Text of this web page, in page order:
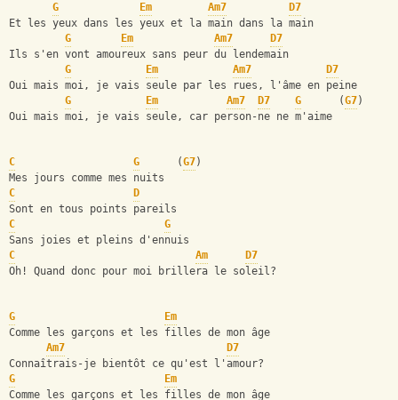
G Em Am7
D7
Et les yeux dans les yeux et la main dans la main
G
Em Am7
D7
Ils s'en vont amoureux sans peur du lendemain
G
Em Am7
D7
Oui mais moi, je vais seule par les rues, l'âme en peine
G
Em Am7 D7 G
      (
G7)
Oui mais moi, je vais seule, car person-ne ne m'aime
C G
      (
G7)
Mes jours comme mes nuits
C
D
Sont en tous points pareils
C
G
Sans joies et pleins d'ennuis
C
Am
D7
Oh! Quand donc pour moi brillera le soleil?
G
Em
Comme les garçons et les filles de mon âge
Am7
D7
Connaîtrais-je bientôt ce qu'est l'amour?
G
Em
Comme les garçons et les filles de mon âge